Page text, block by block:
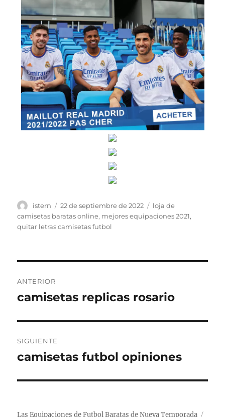
Autor
istern
Publicado
el
22 de septiembre de 2022 Etiquetas
loja de
camisetas baratas online, mejores equipaciones 2021,
quitar letras camisetas futbol
de
ANTERIOR
Entrada
camisetas replicas rosario
SIGUIENTE
Entrada
camisetas futbol opiniones
Las Equipaciones de Futbol Baratas de Nueva Temporada